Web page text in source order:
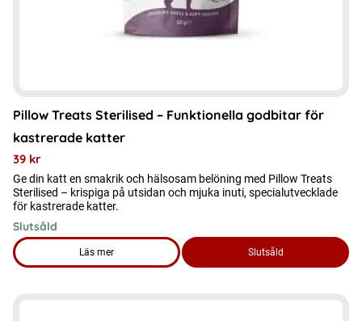
Pillow Treats Sterilised – Funktionella godbitar för
kastrerade katter
39 kr
Ge din katt en smakrik och hälsosam belöning med Pillow Treats
Sterilised – krispiga på utsidan och mjuka inuti, specialutvecklade
för kastrerade katter.
Slutsåld
Läs mer
om produkten Pillow Treats Sterilised – Funktionella
Slutsåld